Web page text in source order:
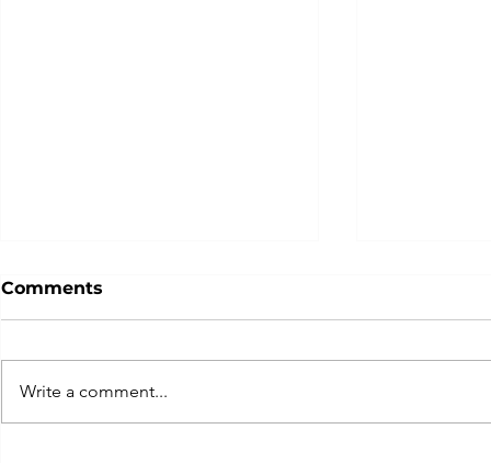
回歸自然，從身體的語言中找
足等，讓越來越多人感受到身體的
疲勞與不適。身體不再只是單純的
Comments
Write a comment...